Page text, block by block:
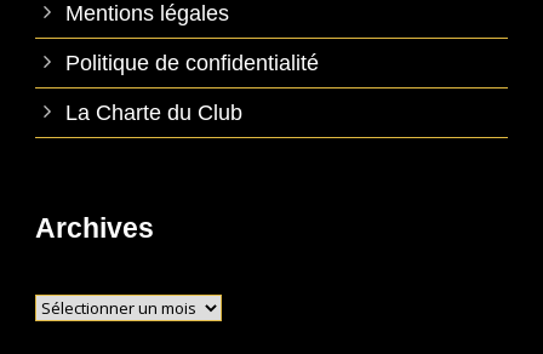
Mentions légales
Politique de confidentialité
La Charte du Club
Archives
Archives